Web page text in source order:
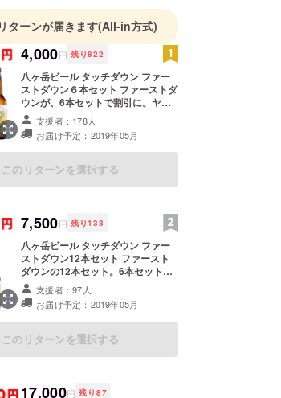
して本場ドイツの最高級酵母を
造し続けています。
ンについて＞
ッシュ博士（Paul Rusch：1897年
）は、アメリカンフットボール
しても知られています。八ヶ岳
もに、「ラッシュ博士が清里に
を、着実に育んでいきたい」と
チダウン」というブランド名を掲
＞
世界1位
BEST
ターンが届きます(All-in方式)
4,000円 残り822
八ヶ岳ビール タッチダウン ファー
ストダウン６本セット ファーストダ
ウンが、6本セットで割引に。ヤマ
ト運輸クール便・冷蔵タイプの送
料・箱代込みです。１日の終わりに
これで１杯やれば、きっと充実した
１週間が過ごせるはず。 ・ビール
「ファーストダウン」 330ml×６本
支援者：178人
お届け予定：2019年05月
このリターンを選択する
7,500円 残り133
八ヶ岳ビール タッチダウン ファー
ストダウン12本セット ファースト
ダウンの12本セット。6本セットよ
りお得なコースです。 ヤマト運輸
クール便・冷蔵タイプの送料・箱代
込みです。 ・ビール「ファーストダ
ウン」 330ml×12本
支援者：97人
お届け予定：2019年05月
このリターンを選択する
17,000円 残り 87